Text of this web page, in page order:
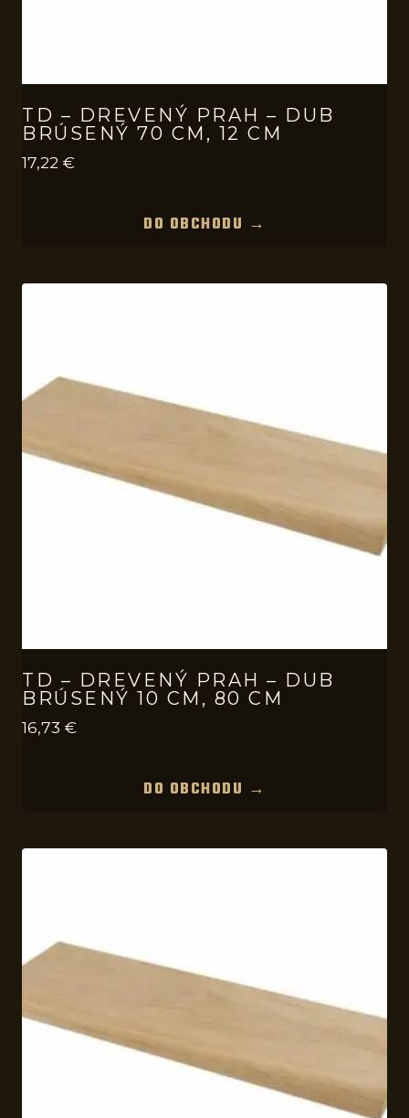
TD – DREVENÝ PRAH – DUB
BRÚSENÝ 70 CM, 12 CM
17,22 €
DO OBCHODU →
TD – DREVENÝ PRAH – DUB
BRÚSENÝ 10 CM, 80 CM
16,73 €
DO OBCHODU →